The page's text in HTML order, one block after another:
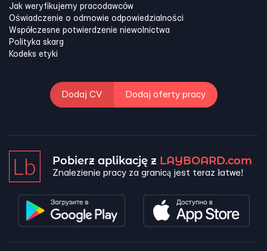
Jak weryfikujemy pracodawców
Oświadczenie o odmowie odpowiedzialności
Współczesne potwierdzenie niewolnictwa
Polityka skarg
Kodeks etyki
Dodaj CV Dodaj oferty pracy
Pobierz aplikację z LAYBOARD.com
Znalezienie pracy za granicą jest teraz łatwe!